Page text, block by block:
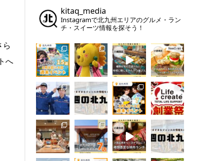
ら
へ
kitaq_media
Instagramで北九州エリアのグルメ・ラン
チ・スイーツ情報を探そう！